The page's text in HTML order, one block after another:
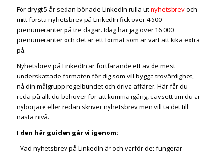
För drygt 5 år sedan började LinkedIn rulla utnyhetsbrevoch
mitt första nyhetsbrev på LinkedIn fick över 4 500
prenumeranter på tre dagar. Idag har jag över 16 000
prenumeranter och det är ett format som är värt att kika extra
på.
Nyhetsbrev på LinkedIn är fortfarande ett av de mest
underskattade formaten för dig som vill bygga trovärdighet,
nå din målgrupp regelbundet och driva affärer. Här får du
reda på allt du behöver för att komma igång, oavsett om du är
nybörjare eller redan skriver nyhetsbrev men vill ta det till
nästa nivå.
I den här guiden går vi igenom:
Vad nyhetsbrev på LinkedIn är och varför det fungerar